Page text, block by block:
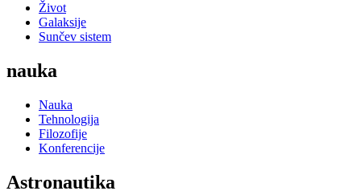
Život
Galaksije
Sunčev sistem
nauka
Nauka
Tehnologija
Filozofije
Konferencije
Astronautika